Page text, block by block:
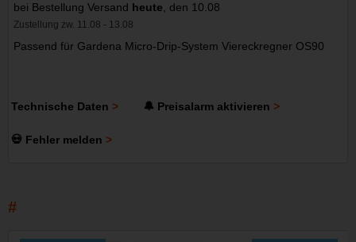
bei Bestellung Versand heute, den 10.08
Zustellung zw. 11.08 - 13.08
Passend für Gardena Micro-Drip-System Viereckregner OS90
Technische Daten 🔔 Preisalarm aktivieren
💀 Fehler melden